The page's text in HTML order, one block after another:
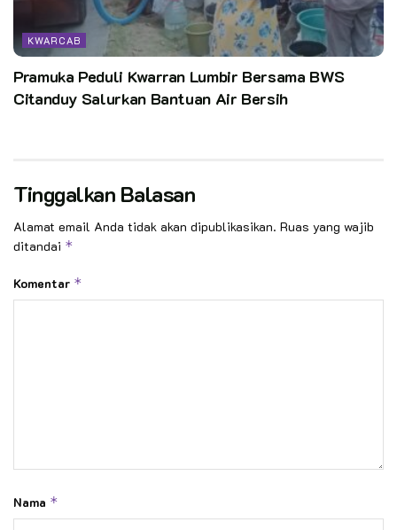
kwarcab kota tangerang rintisan saka patriot
KWARCAB
Pramuka Peduli Kwarran Lumbir Bersama BWS
Citanduy Salurkan Bantuan Air Bersih
Tinggalkan Balasan
Alamat email Anda tidak akan dipublikasikan. Ruas yang wajib
ditandai *
Komentar *
Nama *